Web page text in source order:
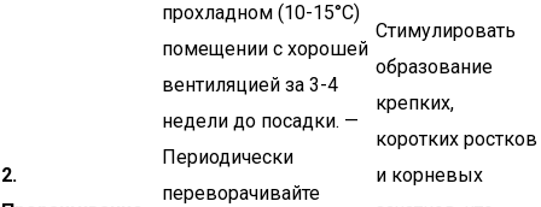
2.
прохладном (10-15°C)
помещении с хорошей
вентиляцией за 3-4
недели до посадки. —
Периодически
переворачивайте
Стимулировать
образование
крепких,
коротких ростков
и корневых